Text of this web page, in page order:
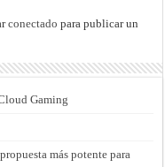
conectado para publicar un
Gaming
más potente para